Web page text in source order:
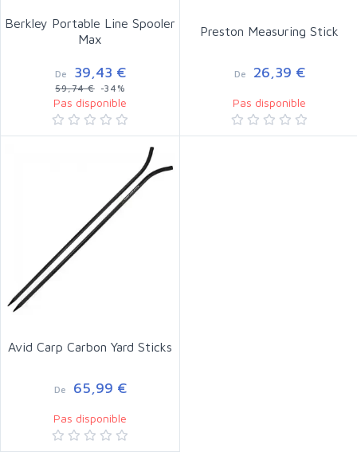
Berkley Portable Line Spooler
Max
De 39,43 €
59,74 €-34%
Pas disponible
Preston Measuring Stick
De 26,39 €
Pas disponible
Avid Carp Carbon Yard Sticks
De 65,99 €
Pas disponible